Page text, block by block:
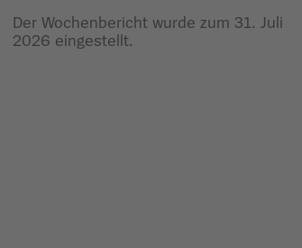
Der Wochenbericht wurde zum 31. Juli
2026 eingestellt.